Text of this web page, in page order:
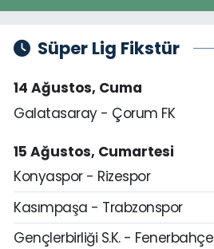
Süper Lig Fikstür
14 Ağustos, Cuma
Galatasaray - Çorum FK
15 Ağustos, Cumartesi
Konyaspor - Rizespor
Kasımpaşa - Trabzonspor
Gençlerbirliği S.K. - Fenerbahçe